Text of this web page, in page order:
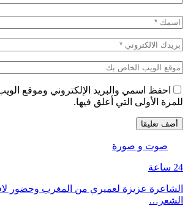
احفظ اسمي والبريد الإلكتروني وموقع
للمرة الأولى التي أعلق فيها.
صوت و صورة
24 ساعة
الشاعرة عزيزة لعميري من المغرب وحضور
الشعر…